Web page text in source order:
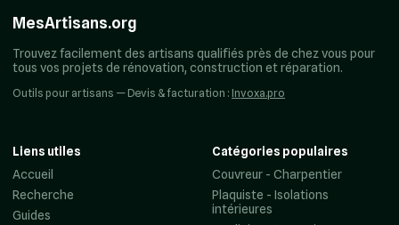
MesArtisans.org
Trouvez facilement des artisans qualifiés près de chez vous pour
tous vos projets de rénovation, construction et réparation.
Outils pour artisans — Devis & facturation : Invoxa.pro
Liens utiles
Accueil
Recherche
Guides
Catégories populaires
Couvreur - Charpentier
Plaquiste - Isolations
intérieures